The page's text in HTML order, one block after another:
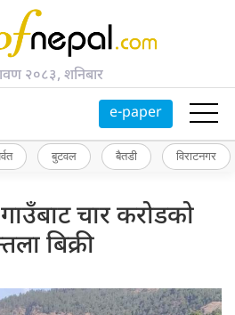
२०८३, शनिबार
e-paper
बुटवल बैतडी विराटनगर
चार करोडको
बिक्री